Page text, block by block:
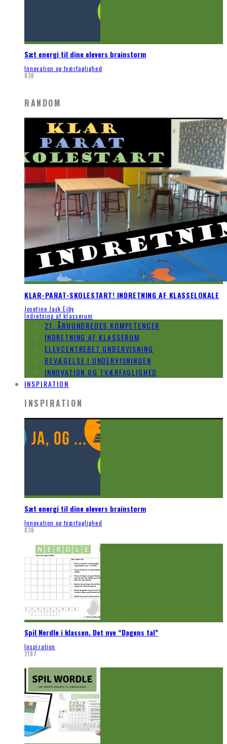
Sæt energi til dine elevers brainstorm
Innovation og tværfaglighed
838
RANDOM
KLAR-PARAT-SKOLESTART! INDRETNING AF KLASSELOKALE
Josefine Jack Eiby
Indretning af klasserum
21. ÅRHUNDREDES KOMPETENCER
INDRETNING AF KLASSERUM
ELEVCENTRERET UNDERVISNING
BEVÆGELSE I UNDERVISNINGEN
INNOVATION OG TVÆRFAGLIGHED
INSPIRATION
INSPIRATION
Sæt energi til dine elevers brainstorm
Innovation og tværfaglighed
838
Spil Nerdle i klassen. Det nye “Dagens tal”
Inspiration
2187